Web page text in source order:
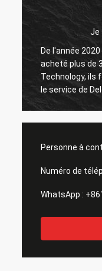
Je
De l'année
acheté plus de
Technology, ils
le service de
également bon.
Personne à
Numéro de
WhatsApp :